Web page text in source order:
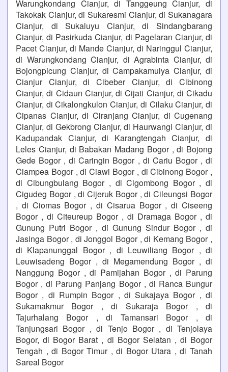
Warungkondang Cianjur, di Tanggeung Cianjur, di
Takokak Cianjur, di Sukaresmi Cianjur, di Sukanagara
Cianjur, di Sukaluyu Cianjur, di Sindangbarang
Cianjur, di Pasirkuda Cianjur, di Pagelaran Cianjur, di
Pacet Cianjur, di Mande Cianjur, di Naringgul Cianjur,
di Warungkondang Cianjur, di Agrabinta Cianjur, di
Bojongpicung Cianjur, di Campakamulya Cianjur, di
Cianjur Cianjur, di Cibeber Cianjur, di Cibinong
Cianjur, di Cidaun Cianjur, di Cijati Cianjur, di Cikadu
Cianjur, di Cikalongkulon Cianjur, di Cilaku Cianjur, di
Cipanas Cianjur, di Ciranjang Cianjur, di Cugenang
Cianjur, di Gekbrong Cianjur, di Haurwangi Cianjur, di
Kadupandak Cianjur, di Karangtengah Cianjur, di
Leles Cianjur, di Babakan Madang Bogor , di Bojong
Gede Bogor , di Caringin Bogor , di Cariu Bogor , di
Ciampea Bogor , di Ciawi Bogor , di Cibinong Bogor ,
di Cibungbulang Bogor , di Cigombong Bogor , di
Cigudeg Bogor , di Cijeruk Bogor , di Cileungsi Bogor
, di Ciomas Bogor , di Cisarua Bogor , di Ciseeng
Bogor , di Citeureup Bogor , di Dramaga Bogor , di
Gunung Putri Bogor , di Gunung Sindur Bogor , di
Jasinga Bogor , di Jonggol Bogor , di Kemang Bogor ,
di Klapanunggal Bogor , di Leuwiliang Bogor , di
Leuwisadeng Bogor , di Megamendung Bogor , di
Nanggung Bogor , di Pamijahan Bogor , di Parung
Bogor , di Parung Panjang Bogor , di Ranca Bungur
Bogor , di Rumpin Bogor , di Sukajaya Bogor , di
Sukamakmur Bogor , di Sukaraja Bogor , di
Tajurhalang Bogor , di Tamansari Bogor , di
Tanjungsari Bogor , di Tenjo Bogor , di Tenjolaya
Bogor, di Bogor Barat , di Bogor Selatan , di Bogor
Tengah , di Bogor Timur , di Bogor Utara , di Tanah
Sareal Bogor